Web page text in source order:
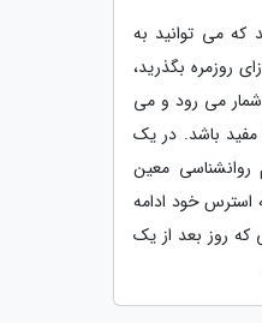
که می توانید به
روزمره بگذرید،
می رود و می
مفید باشد. در یک
معین
استرس خود ادامه
روز بعد از یک